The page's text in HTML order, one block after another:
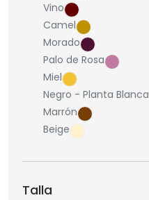
Vino
Camel
Morado
Palo de Rosa
Miel
Negro - Planta Blanca
Marrón
Beige
Talla